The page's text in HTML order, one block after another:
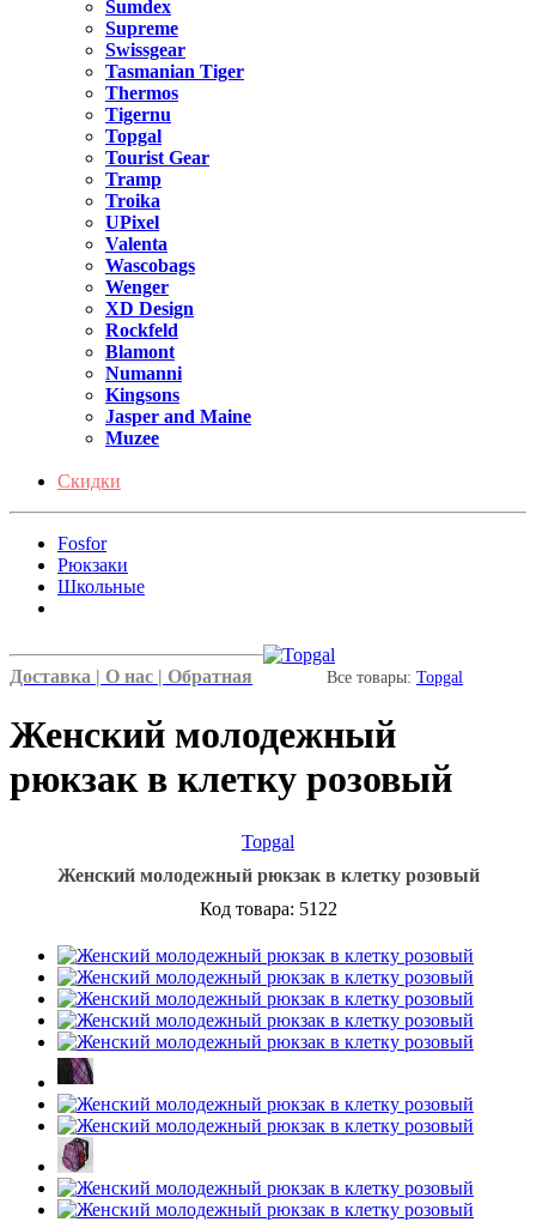
Sumdex
Supreme
Swissgear
Tasmanian Tiger
Thermos
Tigernu
Topgal
Tourist Gear
Tramp
Troika
UPixel
Valenta
Wascobags
Wenger
XD Design
Rockfeld
Blamont
Numanni
Kingsons
Jasper and Maine
Muzee
Скидки
Fosfor
Рюкзаки
Школьные
Все товары: Topgal
Женский молодежный
рюкзак в клетку розовый
Topgal
Женский молодежный рюкзак в клетку розовый
Код товара: 5122
Доставка | О нас | Обратная